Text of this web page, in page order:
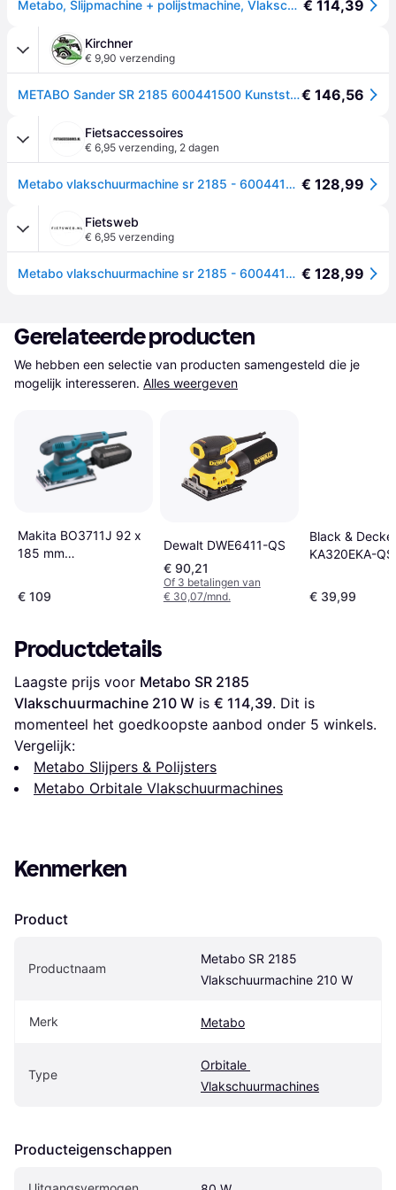
Metabo, Slijpmachine + polijstmachine, Vlakschuurmachine incl. koffer (Vlakschuurmachine) € 114,39
Kirchner
€ 9,90 verzending
METABO Sander SR 2185 600441500 Kunststoffkoffer€ 146,56
Fietsaccessoires
€ 6,95 verzending, 2 dagen
Metabo vlakschuurmachine sr 2185 - 600441500 € 128,99
Fietsweb
€ 6,95 verzending
Metabo vlakschuurmachine sr 2185 - 600441500 € 128,99
Gerelateerde producten
We hebben een selectie van producten samengesteld die je
mogelijk interesseren. Alles weergeven
Makita BO3711J 92 x
185 mm
€ 109
Dewalt DWE6411-QS
€ 90,21
Of 3 betalingen van
€ 30,07/mnd.
Black &
KA320EKA-QS
€ 39,99
Productdetails
Laagste prijs voor Metabo SR 2185
Vlakschuurmachine 210 W is € 114,39. Dit is
momenteel het goedkoopste aanbod onder 5 winkels.
Vergelijk:
Metabo Slijpers & Polijsters
Metabo Orbitale Vlakschuurmachines
Kenmerken
Product
Productnaam
Metabo SR 2185
Vlakschuurmachine 210 W
Merk Metabo
Type
Orbitale
Vlakschuurmachines
Producteigenschappen